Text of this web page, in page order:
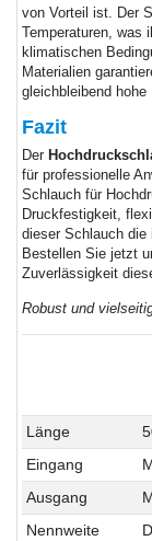
von Vorteil ist. Der
Temperaturen, was
klimatischen
Materialien
gleichbleibend hohe
Fazit
Der
für professionelle
Schlauch für
Druckfestigkeit,
dieser Schlauch die
Bestellen Sie jetzt
Zuverlässigkeit
Robust und
Länge
Eingang
Ausgang
Nennweite